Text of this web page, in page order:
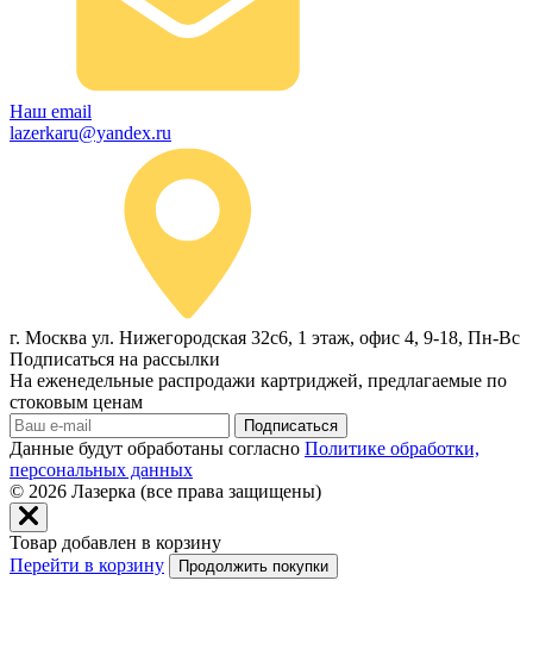
Наш email
lazerkaru@yandex.ru
г. Москва ул. Нижегородская 32с6, 1 этаж, офис 4, 9-18, Пн-Вс
Подписаться на рассылки
На еженедельные распродажи картриджей, предлагаемые по
стоковым ценам
Подписаться
Данные будут обработаны согласно Политике обработки,
персональных данных
© 2026 Лазерка (все права защищены)
Товар добавлен в корзину
Перейти в корзину
Продолжить покупки